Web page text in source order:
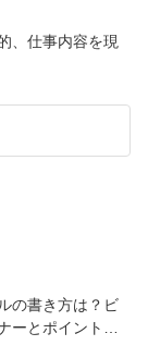
、仕事内容を現
の書き方は？ビ
ーとポイントを